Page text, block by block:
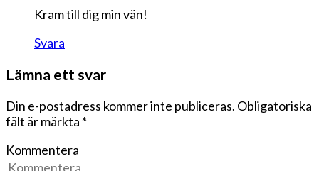
Kram till dig min vän!
Svara
Lämna ett svar
Din e-postadress kommer inte publiceras. Obligatoriska
fält är märkta *
Kommentera